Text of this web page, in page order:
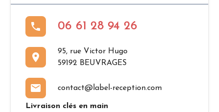
phone 06 61 28 94 26
place
95, rue Victor Hugo
59192 BEUVRAGES
mail contact@label-reception.com
Livraison clés en main